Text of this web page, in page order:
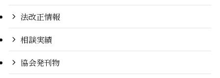
法改正情報
相談実績
協会発刊物